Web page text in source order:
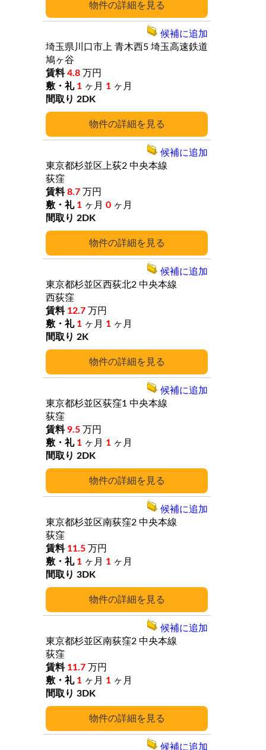
詳細
詳細
埼玉県川口市上 青木西5 埼玉高速鉄道
鳩ヶ谷
4.8 万円
1 ヶ月 1 ヶ月
2DK
候補に追加
詳細
東京都杉並区上荻2 中央本線
荻窪
8.7 万円
1 ヶ月 0 ヶ月
2DK
候補に追加
詳細
東京都杉並区西荻北2 中央本線
西荻窪
12.7 万円
1 ヶ月 1 ヶ月
2K
候補に追加
詳細
東京都杉並区荻窪1 中央本線
荻窪
9.5 万円
1 ヶ月 1 ヶ月
2DK
候補に追加
詳細
東京都杉並区南荻窪2 中央本線
荻窪
11.5 万円
1 ヶ月 1 ヶ月
3DK
候補に追加
詳細
東京都杉並区南荻窪2 中央本線
荻窪
11.7 万円
1 ヶ月 1 ヶ月
3DK
候補に追加
候補に追加